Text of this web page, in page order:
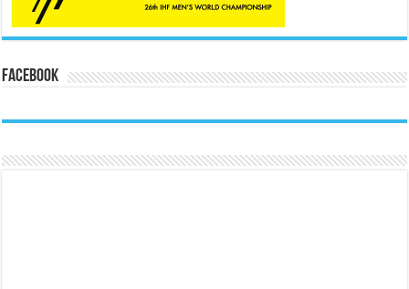
Facebook